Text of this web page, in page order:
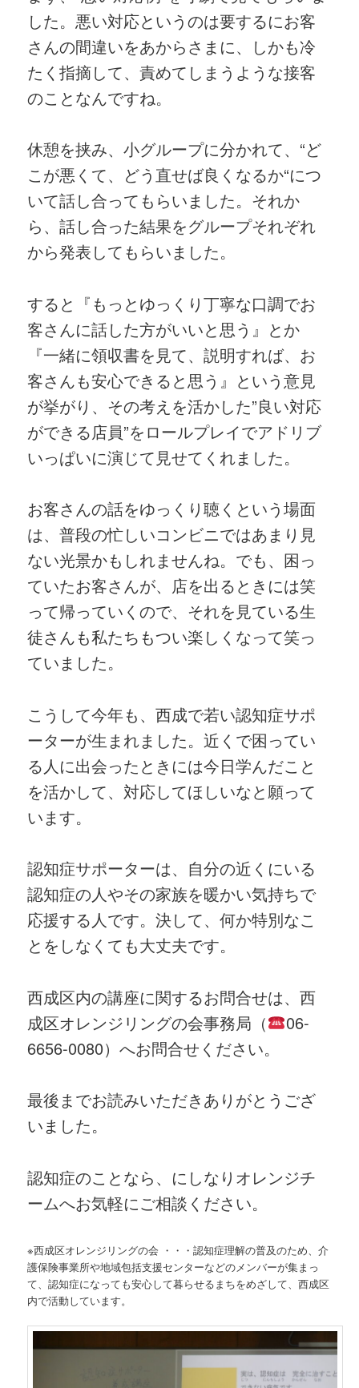
した。悪い対応というのは要するにお客
さんの間違いをあからさまに、しかも冷
たく指摘して、責めてしまうような接客
のことなんですね。
休憩を挟み、小グループに分かれて、“ど
こが悪くて、どう直せば良くなるか“につ
いて話し合ってもらいました。それか
ら、話し合った結果をグループそれぞれ
から発表してもらいました。
すると『もっとゆっくり丁寧な口調でお
客さんに話した方がいいと思う』とか
『一緒に領収書を見て、説明すれば、お
客さんも安心できると思う』という意見
が挙がり、その考えを活かした”良い対応
ができる店員”をロールプレイでアドリブ
いっぱいに演じて見せてくれました。
お客さんの話をゆっくり聴くという場面
は、普段の忙しいコンビニではあまり見
ない光景かもしれませんね。でも、困っ
ていたお客さんが、店を出るときには笑
って帰っていくので、それを見ている生
徒さんも私たちもつい楽しくなって笑っ
ていました。
こうして今年も、西成で若い認知症サポ
ーターが生まれました。近くで困ってい
る人に出会ったときには今日学んだこと
を活かして、対応してほしいなと願って
います。
認知症サポーターは、自分の近くにいる
認知症の人やその家族を暖かい気持ちで
応援する人です。決して、何か特別なこ
とをしなくても大丈夫です。
西成区内の講座に関するお問合せは、西
成区オレンジリングの会事務局（
06-
6656-0080）へお問合せください。
最後までお読みいただきありがとうござ
いました。
認知症のことなら、にしなりオレンジチ
ームへお気軽にご相談ください。
※西成区オレンジリングの会 ・・・認知症理解の普及のため、介
護保険事業所や地域包括支援センターなどのメンバーが集まっ
て、認知症になっても安心して暮らせるまちをめざして、西成区
内で活動しています。